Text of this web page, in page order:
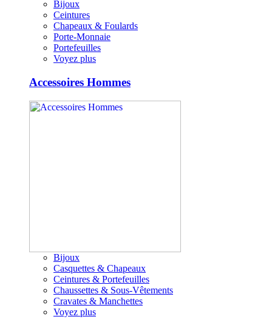
Bijoux
Ceintures
Chapeaux & Foulards
Porte-Monnaie
Portefeuilles
Voyez plus
Accessoires Hommes
Bijoux
Casquettes & Chapeaux
Ceintures & Portefeuilles
Chaussettes & Sous-Vêtements
Cravates & Manchettes
Voyez plus